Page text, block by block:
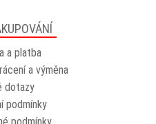
a platba
a výměna
dotazy
podmínky